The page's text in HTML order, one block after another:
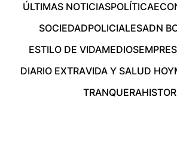
ÚLTIMAS NOTICIASPOLÍTICA
SOCIEDADPOLICIALESADN
ESTILO DE VIDAMEDIOS
DIARIO EXTRAVIDA Y SALUD HOY
TRANQUERA